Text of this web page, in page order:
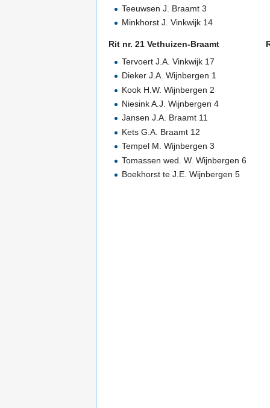
Teeuwsen J. Braamt 3
Minkhorst J. Vinkwijk 14
Rit nr. 21 Vethuizen-Braamt
Tervoert J.A. Vinkwijk 17
Dieker J.A. Wijnbergen 1
Kook H.W. Wijnbergen 2
Niesink A.J. Wijnbergen 4
Jansen J.A. Braamt 11
Kets G.A. Braamt 12
Tempel M. Wijnbergen 3
Tomassen wed. W. Wijnbergen 6
Boekhorst te J.E. Wijnbergen 5